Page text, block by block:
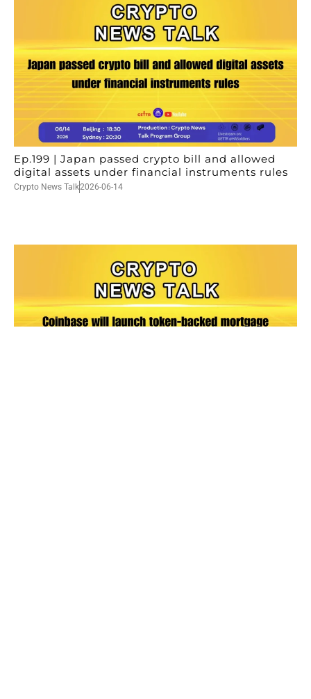
Ep.199 | Japan passed crypto bill and allowed
digital assets under financial instruments rules
Crypto News Talk2026-06-14